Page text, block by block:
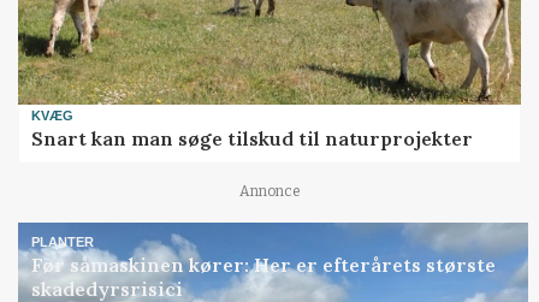
KVÆG
Snart kan man søge tilskud til naturprojekter
Annonce
PLANTER
Før såmaskinen kører: Her er efterårets største
skadedyrsrisici